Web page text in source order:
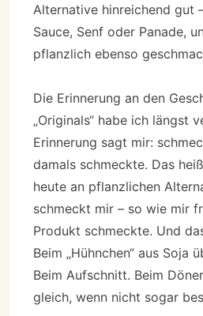
Alternative hinreichend gut
Sauce, Senf oder Panade,
pflanzlich ebenso
Die Erinnerung an den
„Originals“ habe ich längst
Erinnerung sagt mir:
damals schmeckte. Das
heute an pflanzlichen
schmeckt mir – so wie mir
Produkt schmeckte. Und
Beim „Hühnchen“ aus Soja
Beim Aufschnitt. Beim
gleich, wenn nicht sogar